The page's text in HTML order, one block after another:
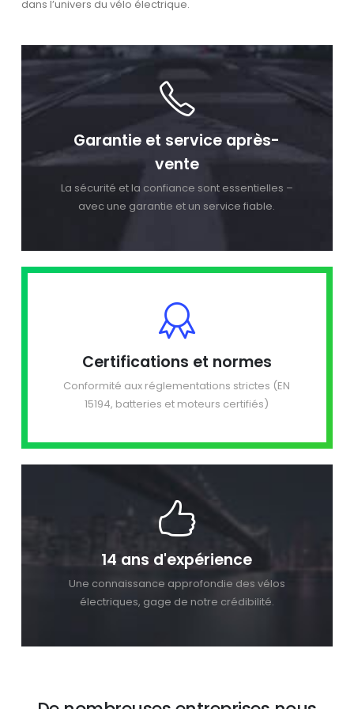
dans l’univers du vélo électrique.
Garantie et service après-
vente
La sécurité et la confiance sont essentielles –
avec une garantie et un service fiable.
Certifications et normes
Conformité aux réglementations strictes (EN
15194, batteries et moteurs certifiés)
14 ans d'expérience
Une connaissance approfondie des vélos
électriques, gage de notre crédibilité.